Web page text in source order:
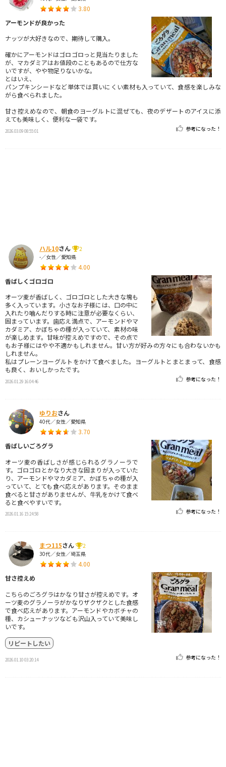
3.80
アーモンドが良かった
ナッツが大好きなので、期待して購入。
確かにアーモンドはゴロゴロっと見当たりました
が、マカダミアはお値段のこともあるので仕方な
いですが、やや物足りないかな。
とはいえ、
パンプキンシードなど単体では買いにくい素材も入っていて、食感を楽しみな
がら食べられました。
甘さ控えめなので、朝食のヨーグルトに混ぜても、夜のデザートのアイスに添
えても美味しく、便利な一袋です。
2026.03.09 08:55:01 参考になった！
ハル10さん
2
-／女性／愛知県
4.00
香ばしくゴロゴロ
オーツ麦が香ばしく、ゴロゴロとした大きな塊も
多く入っています。小さなお子様には、口の中に
入れたり噛んだりする時に注意が必要なくらい、
固まっています。歯応え満点で、アーモンドやマ
カダミア、かぼちゃの種が入っていて、素材の味
が楽しめます。甘味が控えめですので、その点で
もお子様にはやや不適かもしれません。甘い方が好みの方々にも合わないかも
しれません。
私はプレーンヨーグルトをかけて食べました。ヨーグルトとまとまって、食感
も良く、おいしかったです。
2026.01.29 16:04:46 参考になった！
ゆりおさん
40代／女性／愛知県
3.70
香ばしいごろグラ
オーツ麦の香ばしさが感じられるグラノーラで
す。ゴロゴロとかなり大きな固まりが入っていた
り、アーモンドやマカダミア、かぼちゃの種が入
っていて、とても食べ応えがあります。そのまま
食べると甘さがありませんが、牛乳をかけて食べ
ると食べやすいです。
2026.01.16 15:24:58 参考になった！
まつ115さん
2
30代／女性／埼玉県
4.00
甘さ控えめ
こちらのごろグラはかなり甘さが控えめです。オ
ーツ麦のグラノーラがかなりザクザクとした食感
で食べ応えがあります。アーモンドやカボチャの
種、カシューナッツなども沢山入っていて美味し
いです。
リピートしたい
2026.01.10 03:20:14 参考になった！